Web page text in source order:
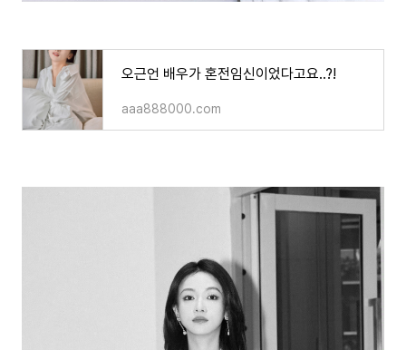
오근언 배우가 혼전임신이었다고요..?!
aaa888000.com